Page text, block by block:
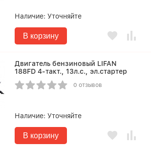
Наличие:Уточняйте
В корзину
Двигатель бензиновый LIFAN
188FD 4-такт., 13л.с., эл.стартер
0 отзывов
Наличие:Уточняйте
В корзину